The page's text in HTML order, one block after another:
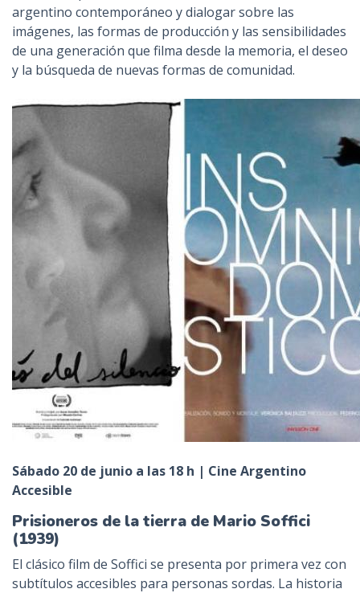
argentino contemporáneo y dialogar sobre las
imágenes, las formas de producción y las sensibilidades
de una generación que filma desde la memoria, el deseo
y la búsqueda de nuevas formas de comunidad.
Sábado 20 de junio a las 18 h | Cine Argentino
Accesible
Prisioneros de la tierra de Mario Soffici
(1939)
El clásico film de Soffici se presenta por primera vez con
subtítulos accesibles para personas sordas. La historia